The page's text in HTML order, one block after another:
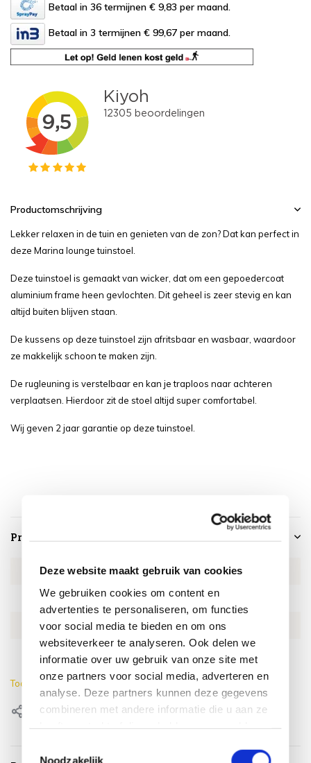
Deze website maakt gebruik van cookies
We gebruiken cookies om content en
advertenties te personaliseren, om functies
voor social media te bieden en om ons
websiteverkeer te analyseren. Ook delen we
informatie over uw gebruik van onze site met
onze partners voor social media, adverteren en
analyse. Deze partners kunnen deze gegevens
combineren met andere informatie die u aan ze
Noodzakelijk
Betaal in 36 termijnen € 9,83 per maand.
Betaal in 3 termijnen € 99,67 per maand.
Productomschrijving
Lekker relaxen in de tuin en genieten van de zon? Dat kan perfect in
deze Marina lounge tuinstoel.
Deze tuinstoel is gemaakt van wicker, dat om een gepoedercoat
aluminium frame heen gevlochten. Dit geheel is zeer stevig en kan
altijd buiten blijven staan.
De kussens op deze tuinstoel zijn afritsbaar en wasbaar, waardoor
ze makkelijk schoon te maken zijn.
De rugleuning is verstelbaar en kan je traploos naar achteren
verplaatsen. Hierdoor zit de stoel altijd super comfortabel.
Wij geven 2 jaar garantie op deze tuinstoel.
Productspecificaties
Artikelnummer EUMA2744
SKU EUMA2744
EAN 0659424231059
Antraciet
Toon meer
Delen